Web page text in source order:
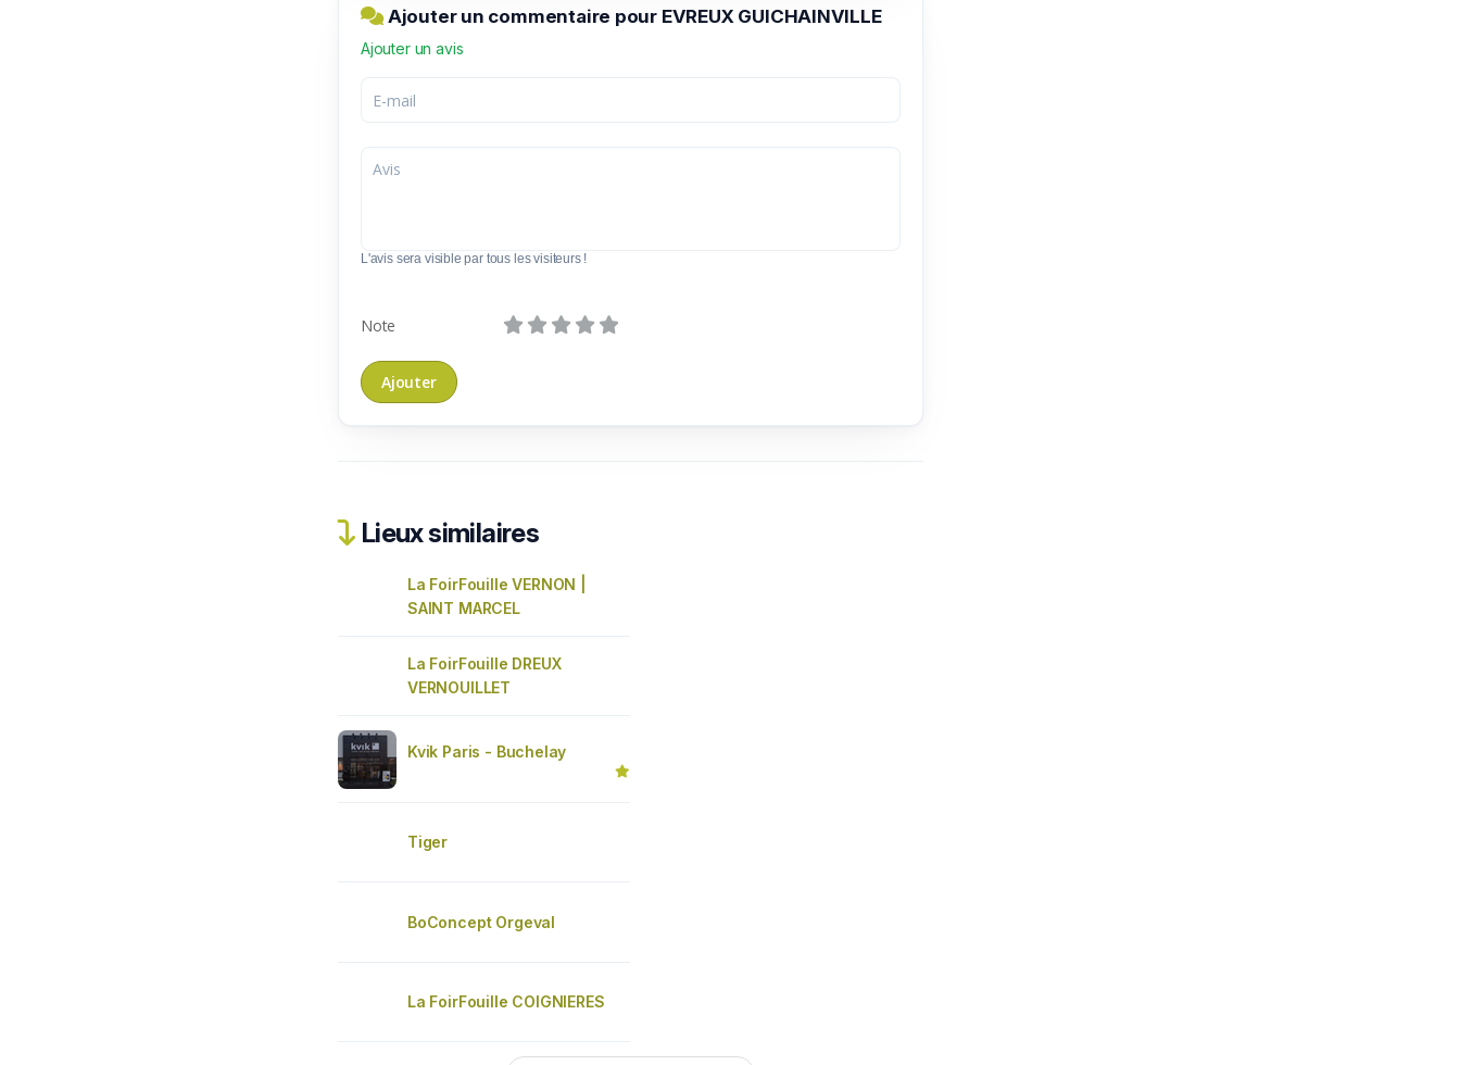
Ajouter un commentaire pour EVREUX GUICHAINVILLE
Ajouter un avis
L'avis sera visible par tous les visiteurs !
Note
Lieux similaires
La FoirFouille VERNON |
SAINT MARCEL
La FoirFouille DREUX
VERNOUILLET
Kvik Paris - Buchelay
Tiger
BoConcept Orgeval
La FoirFouille COIGNIERES